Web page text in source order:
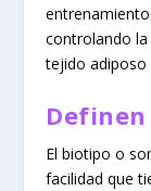
controlando
tejido adiposo
El biotipo o
facilidad que